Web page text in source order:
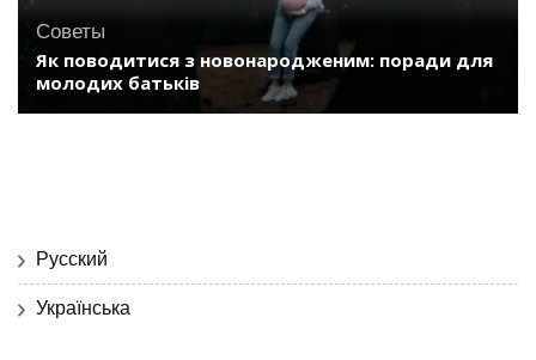
Советы
Як поводитися з новонародженим: поради для
молодих батьків
Русский
Українська